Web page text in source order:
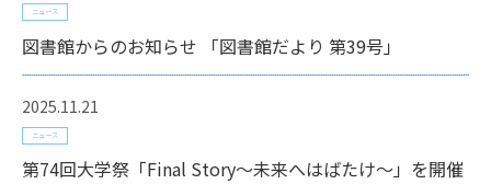
ニュース
図書館からのお知らせ 「図書館だより 第39号」
2025.11.21
ニュース
第74回大学祭「Final Story～未来へはばたけ～」を開催